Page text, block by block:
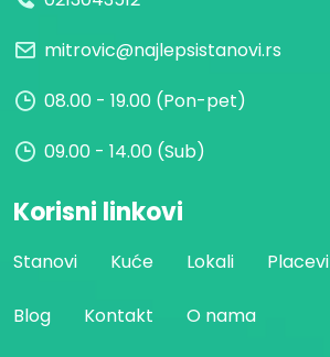
mitrovic@najlepsistanovi.rs
08.00 - 19.00 (Pon-pet)
09.00 - 14.00 (Sub)
Korisni linkovi
Stanovi Kuće Lokali Placevi
Blog Kontakt O nama